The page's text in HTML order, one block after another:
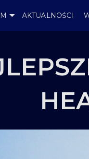
AKTUALNOŚCI